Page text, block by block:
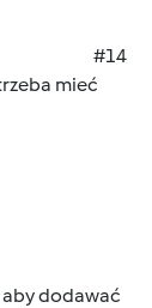
#14
mieć
aby dodawać